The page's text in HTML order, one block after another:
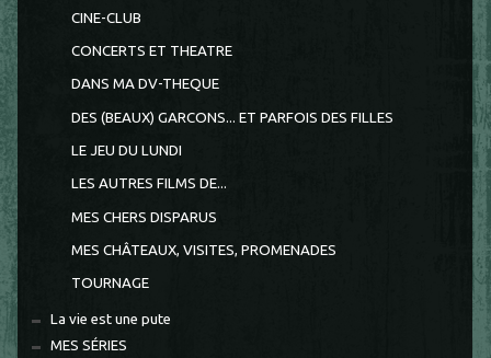
CINE-CLUB
CONCERTS ET THEATRE
DANS MA DV-THEQUE
DES (BEAUX) GARCONS... ET PARFOIS DES FILLES
LE JEU DU LUNDI
LES AUTRES FILMS DE...
MES CHERS DISPARUS
MES CHÂTEAUX, VISITES, PROMENADES
TOURNAGE
La vie est une pute
MES SÉRIES